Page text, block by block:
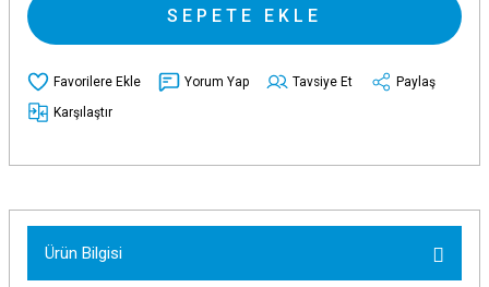
SEPETE EKLE
Yorum Yap Tavsiye Et
Paylaş
Karşılaştır
Ürün Bilgisi